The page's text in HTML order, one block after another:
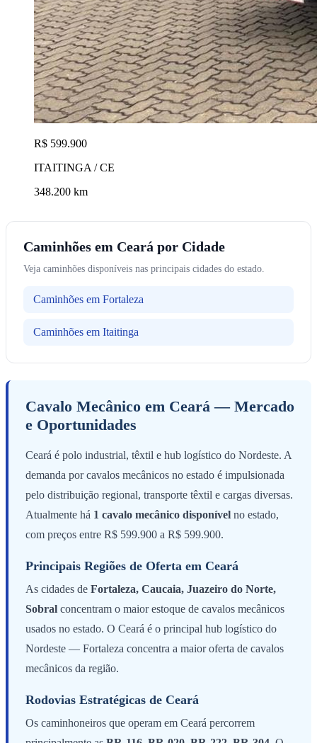
R$ 599.900
ITAITINGA / CE
348.200 km
Caminhões em Ceará por Cidade
Veja caminhões disponíveis nas principais cidades do estado.
Caminhões em Fortaleza
Caminhões em Itaitinga
Cavalo Mecânico em Ceará — Mercado
e Oportunidades
Ceará é polo industrial, têxtil e hub logístico do Nordeste. A
demanda por cavalos mecânicos no estado é impulsionada
pelo distribuição regional, transporte têxtil e cargas diversas.
Atualmente há 1 cavalo mecânico disponível no estado,
com preços entre R$ 599.900 a R$ 599.900.
Principais Regiões de Oferta em Ceará
As cidades de Fortaleza, Caucaia, Juazeiro do Norte,
Sobral concentram o maior estoque de cavalos mecânicos
usados no estado. O Ceará é o principal hub logístico do
Nordeste — Fortaleza concentra a maior oferta de cavalos
mecânicos da região.
Rodovias Estratégicas de Ceará
Os caminhoneiros que operam em Ceará percorrem